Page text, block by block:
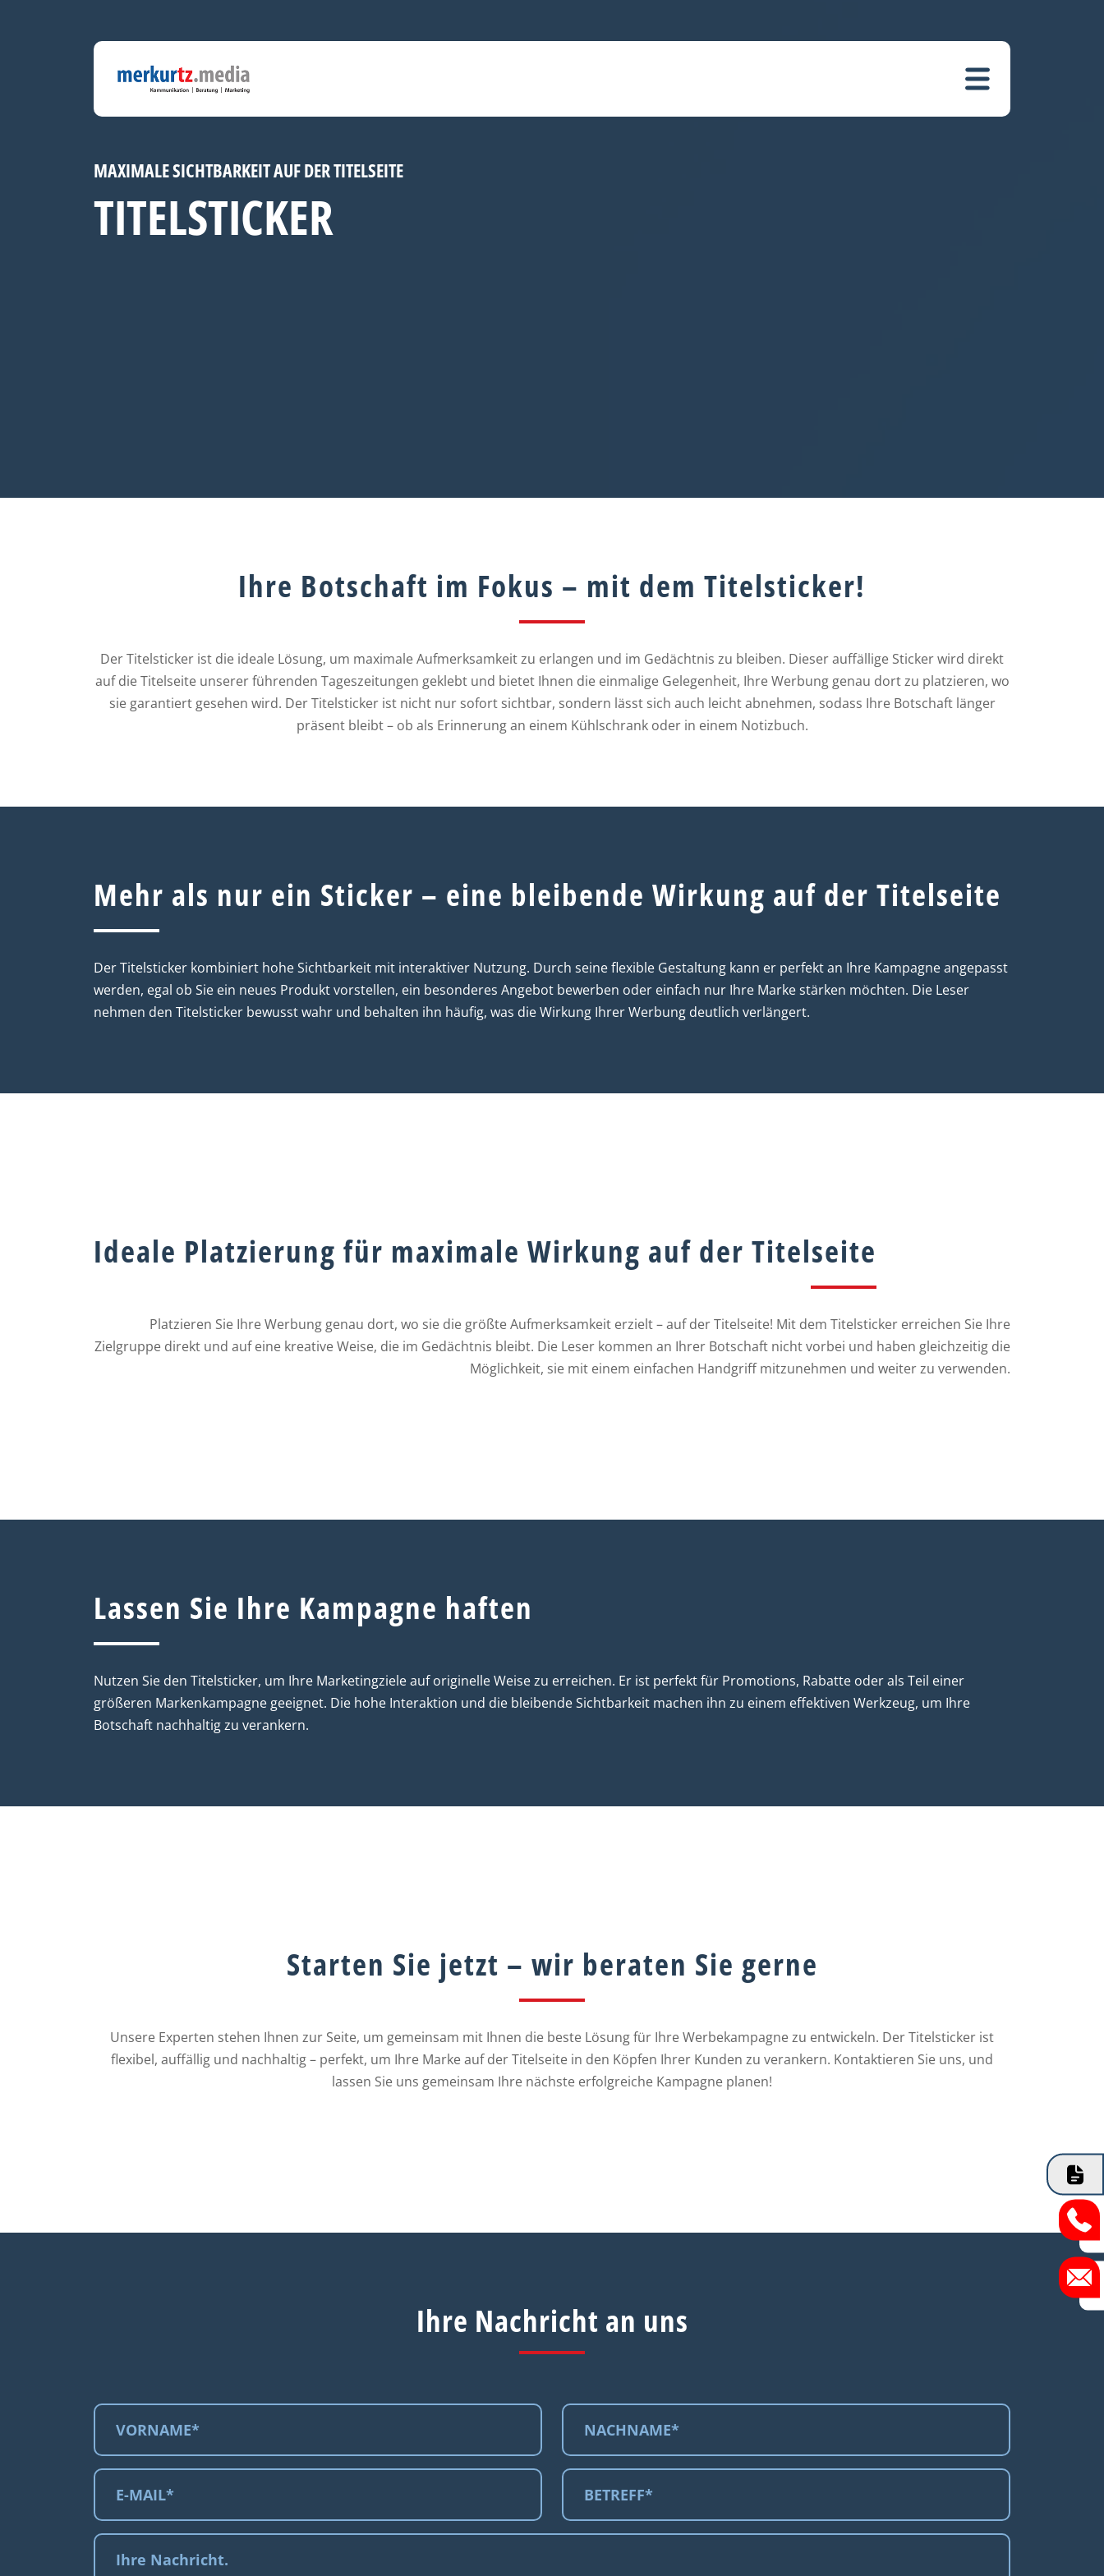
MAXIMALE SICHTBARKEIT AUF DER TITELSEITE
TITELSTICKER
Ihre Botschaft im Fokus – mit dem Titelsticker!
Der Titelsticker ist die ideale Lösung, um maximale Aufmerksamkeit zu erlangen und im Gedächtnis zu bleiben. Dieser auffällige Sticker wird direkt
auf die Titelseite unserer führenden Tageszeitungen geklebt und bietet Ihnen die einmalige Gelegenheit, Ihre Werbung genau dort zu platzieren, wo
sie garantiert gesehen wird. Der Titelsticker ist nicht nur sofort sichtbar, sondern lässt sich auch leicht abnehmen, sodass Ihre Botschaft länger
präsent bleibt – ob als Erinnerung an einem Kühlschrank oder in einem Notizbuch.
Mehr als nur ein Sticker – eine bleibende Wirkung auf der Titelseite
Der Titelsticker kombiniert hohe Sichtbarkeit mit interaktiver Nutzung. Durch seine flexible Gestaltung kann er perfekt an Ihre Kampagne angepasst
werden, egal ob Sie ein neues Produkt vorstellen, ein besonderes Angebot bewerben oder einfach nur Ihre Marke stärken möchten. Die Leser
nehmen den Titelsticker bewusst wahr und behalten ihn häufig, was die Wirkung Ihrer Werbung deutlich verlängert.
Ideale Platzierung für maximale Wirkung auf der Titelseite
Platzieren Sie Ihre Werbung genau dort, wo sie die größte Aufmerksamkeit erzielt – auf der Titelseite! Mit dem Titelsticker erreichen Sie Ihre
Zielgruppe direkt und auf eine kreative Weise, die im Gedächtnis bleibt. Die Leser kommen an Ihrer Botschaft nicht vorbei und haben gleichzeitig die
Möglichkeit, sie mit einem einfachen Handgriff mitzunehmen und weiter zu verwenden.
Lassen Sie Ihre Kampagne haften
Nutzen Sie den Titelsticker, um Ihre Marketingziele auf originelle Weise zu erreichen. Er ist perfekt für Promotions, Rabatte oder als Teil einer
größeren Markenkampagne geeignet. Die hohe Interaktion und die bleibende Sichtbarkeit machen ihn zu einem effektiven Werkzeug, um Ihre
Botschaft nachhaltig zu verankern.
Starten Sie jetzt – wir beraten Sie gerne
Unsere Experten stehen Ihnen zur Seite, um gemeinsam mit Ihnen die beste Lösung für Ihre Werbekampagne zu entwickeln. Der Titelsticker ist
flexibel, auffällig und nachhaltig – perfekt, um Ihre Marke auf der Titelseite in den Köpfen Ihrer Kunden zu verankern. Kontaktieren Sie uns, und
lassen Sie uns gemeinsam Ihre nächste erfolgreiche Kampagne planen!
Ihre Nachricht an uns